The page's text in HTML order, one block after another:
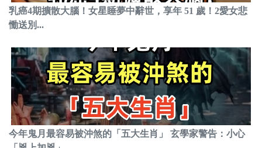
乳癌4期擴散大腦！女星睡夢中辭世，享年 51 歲！2愛女悲
慟送別...
今年鬼月最容易被沖煞的「五大生肖」 玄學家警告：小心